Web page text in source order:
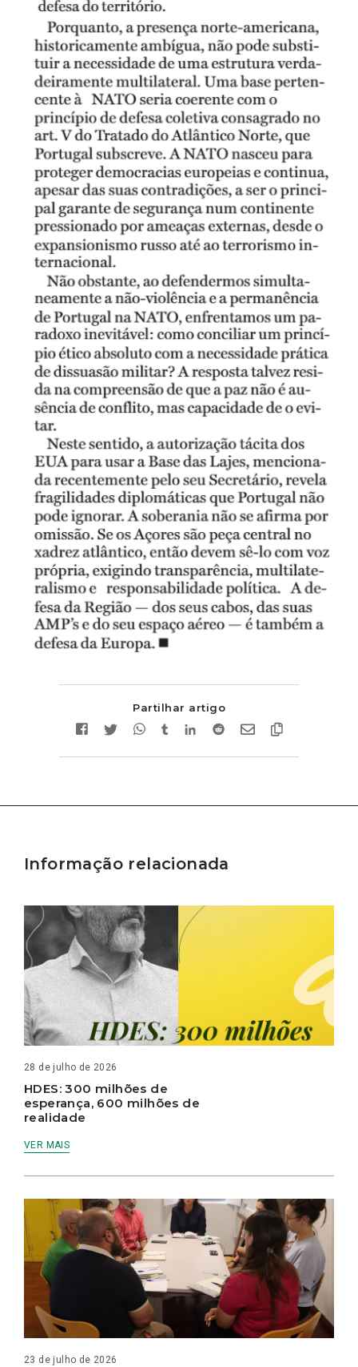
Partilhar artigo
Informação relacionada
28 de julho de 2026
HDES: 300 milhões de
esperança, 600 milhões de
realidade
VER MAIS
23 de julho de 2026